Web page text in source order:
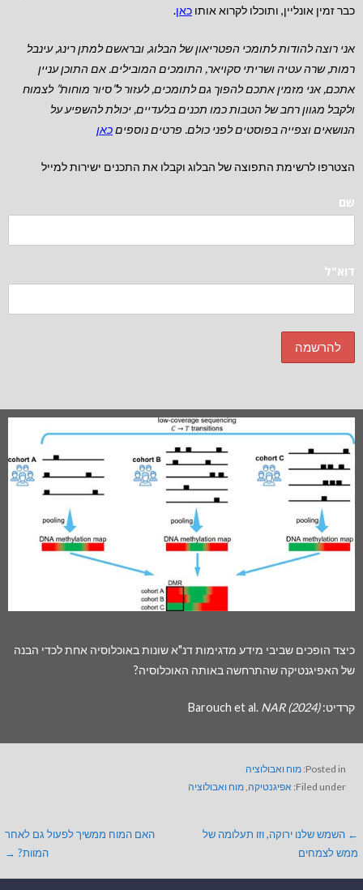
כבר זמין אונליין, ותוכלו לקרוא אותוכאן.
אני רוצה להודות לתומכי הפטריאון של הבלוג, ובראשם למתן רינג, עינבל
רמות, שרה עטיה ושריתי סקויאר, התומכים המובילים.אם התוכן עניין
אתכם, אני מזמין אתכם להפוך גם לתומכים, לעזור ל”סיור מוחות” לצמוח
ולקבל מגוון רחב של הטבות כמו תכנים בלעדיים, יכולת להשפיע על
הנושאים וצפייה בפוסטים לפני כולם. פרטים נוספיםכאן
הצטרפו לרשימת התפוצה של הבלוג וקבלו את התכנים ישירות למייל
שם
דוא"ל
כיצד הופכים שביבי מידע מדגימות דנ"א שונות באוכלוסיה אחת לכדי הבנה
של האפיגנטיקה שהתרחשה באותה האוכלוסיה?
קרדיט: Barouch et al.NAR (2024)
Posted in: מוח ואבולוציה
Filed under: אפיגנטיקה,מוח ואבולוציה
← השמש שלנו ירוקה, וזו תעלומה של
ממש לצמחים
האם המוח ממשיך לפעול גם לאחר
המוות? →